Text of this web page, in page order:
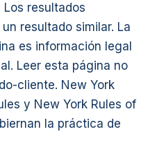
Los resultados
resultado similar. La
es información legal
Leer esta página no
cliente. New York
y New York Rules of
la práctica de